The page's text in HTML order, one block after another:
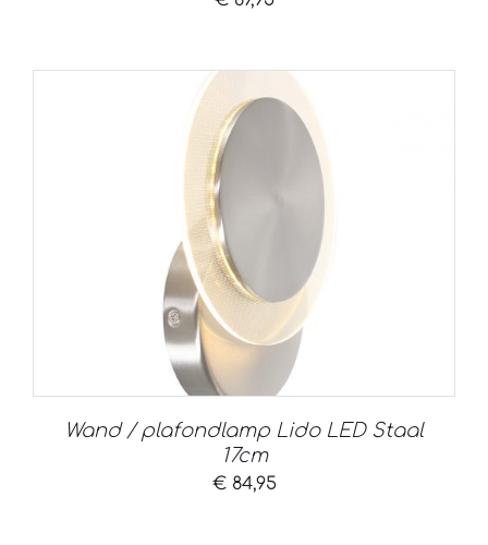
Wand / plafondlamp Lido LED Staal
17cm
€84,95